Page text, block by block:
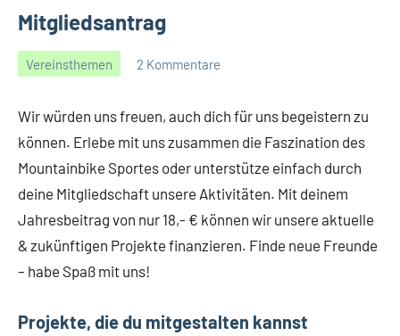
Mitgliedsantrag
Vereinsthemen
08/01/2015
Gerald
2 Kommentare
Wir würden uns freuen, auch dich für uns begeistern zu
können. Erlebe mit uns zusammen die Faszination des
Mountainbike Sportes oder unterstütze einfach durch
deine Mitgliedschaft unsere Aktivitäten. Mit deinem
Jahresbeitrag von nur 18,- € können wir unsere aktuelle
& zukünftigen Projekte finanzieren. Finde neue Freunde
– habe Spaß mit uns!
Projekte, die du mitgestalten kannst